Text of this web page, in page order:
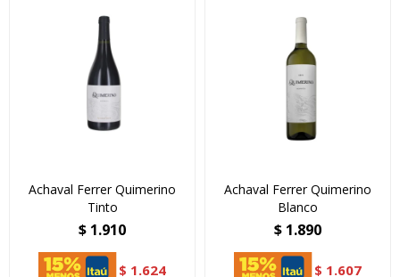
Achaval Ferrer Quimerino
Tinto
$ 1.910
$ 1.624
Achaval Ferrer Quimerino
Blanco
$ 1.890
$ 1.607